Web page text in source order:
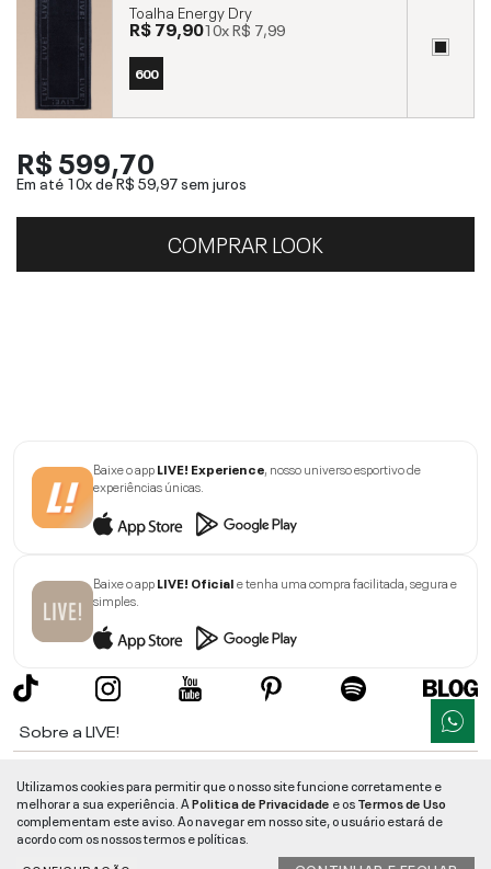
Toalha Energy Dry
R$ 79,9010xR$ 7,99
600
R$ 599,70
Em até 10x deR$ 59,97sem juros
COMPRAR LOOK
Baixe o appLIVE! Experience, nosso universo esportivo de
experiências únicas.
Baixe o appLIVE! Oficiale tenha uma compra facilitada, segura e
simples.
Sobre a LIVE!
Informações
Utilizamos cookies para permitir que o nosso site funcione corretamente e
melhorar a sua experiência. APolitica de Privacidade e osTermos de Uso
complementam este aviso. Ao navegar em nosso site, o usuário estará de
acordo com os nossos termos e políticas.